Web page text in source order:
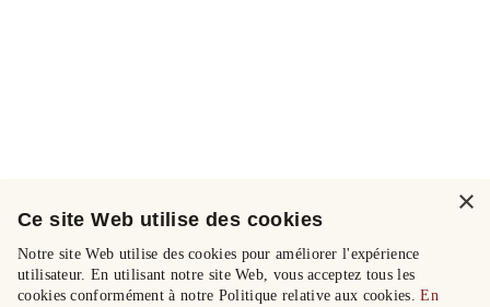
×
Ce site Web utilise des cookies
Notre site Web utilise des cookies pour améliorer l'expérience
utilisateur. En utilisant notre site Web, vous acceptez tous les
cookies conformément à notre Politique relative aux cookies.En